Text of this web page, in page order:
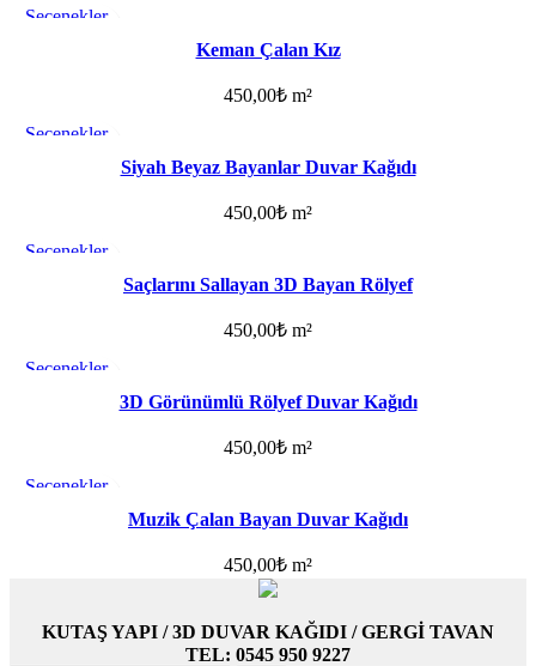
Seçenekler
Keman Çalan Kız
450,00₺ m²
Seçenekler
Siyah Beyaz Bayanlar Duvar Kağıdı
450,00₺ m²
Seçenekler
Saçlarını Sallayan 3D Bayan Rölyef
450,00₺ m²
Seçenekler
Favorilere ekle3D Görünümlü Rölyef Duvar Kağıdı
450,00₺ m²
Seçenekler
Muzik Çalan Bayan Duvar Kağıdı
450,00₺ m²
KUTAŞ YAPI / 3D DUVAR KAĞIDI / GERGİ TAVAN
TEL: 0545 950 9227